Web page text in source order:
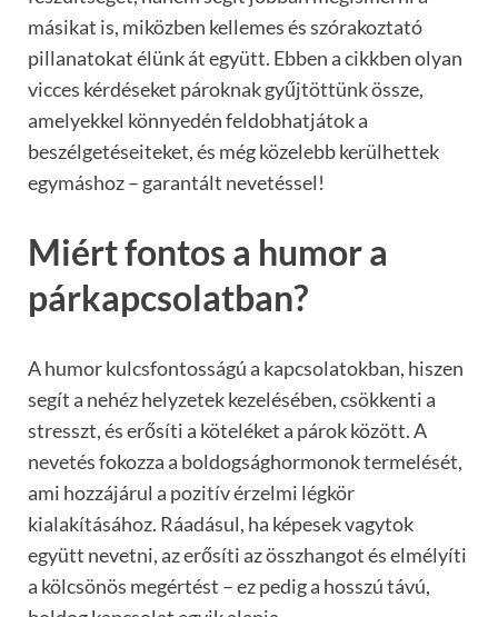
másikat is, miközben kellemes és szórakoztató
pillanatokat élünk át együtt. Ebben a cikkben olyan
vicces kérdéseket pároknak gyűjtöttünk össze,
amelyekkel könnyedén feldobhatjátok a
beszélgetéseiteket, és még közelebb kerülhettek
egymáshoz – garantált nevetéssel!
Miért fontos a humor a
párkapcsolatban?
A humor kulcsfontosságú a kapcsolatokban, hiszen
segít a nehéz helyzetek kezelésében, csökkenti a
stresszt, és erősíti a köteléket a párok között. A
nevetés fokozza a boldogsághormonok termelését,
ami hozzájárul a pozitív érzelmi légkör
kialakításához. Ráadásul, ha képesek vagytok
együtt nevetni, az erősíti az összhangot és elmélyíti
a kölcsönös megértést – ez pedig a hosszú távú,